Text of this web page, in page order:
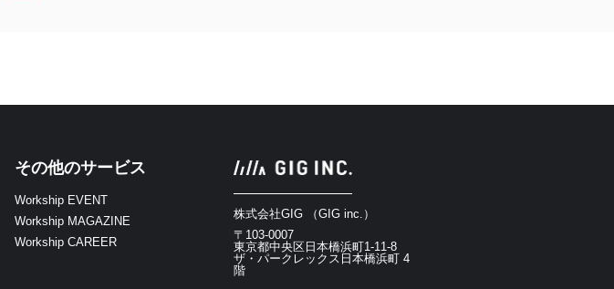
その他のサービス
Workship EVENT
Workship MAGAZINE
Workship CAREER
株式会社GIG （GIG inc.）
〒103-0007
東京都中央区日本橋浜町1-11-8
ザ・パークレックス日本橋浜町 4
階